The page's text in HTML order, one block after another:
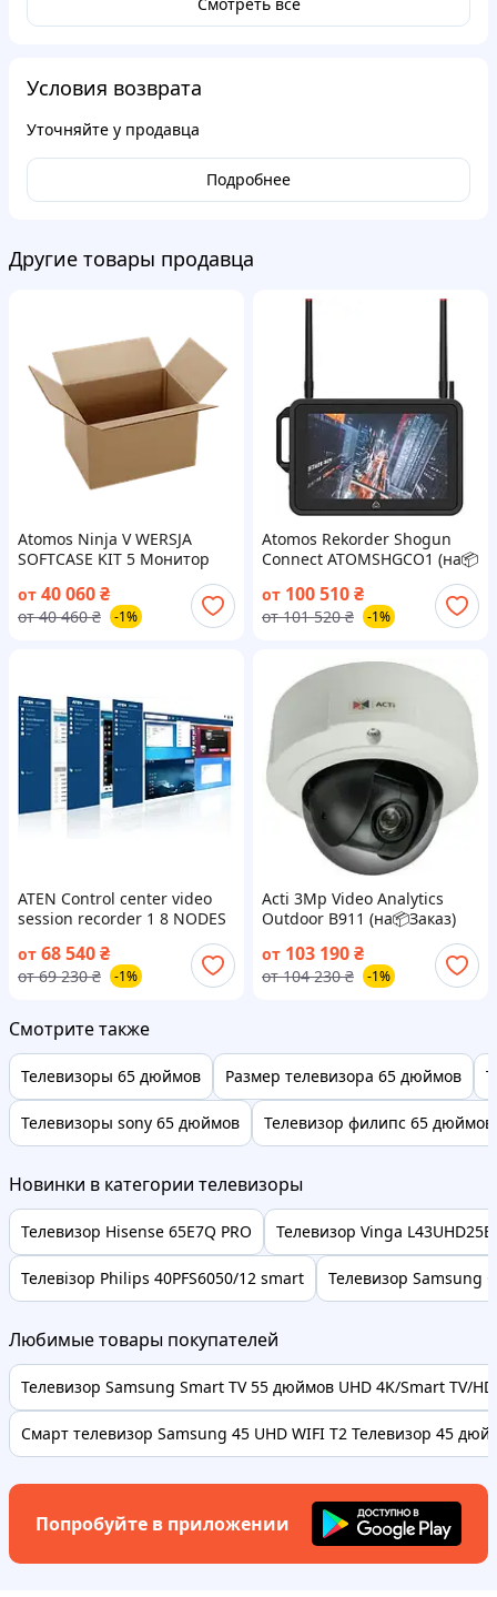
Условия возврата
Уточняйте у продавца
Подробнее
Другие товары продавца
Atomos Ninja V WERSJA
SOFTCASE KIT 5 Монитор
rekorder rejestrator (на📦
Заказ)
от 40 060₴
от 40 460 ₴ -1%
Atomos Rekorder Shogun
Connect ATOMSHGCO1 (на📦
от 100 510₴
от 101 520 ₴ -1%
ATEN Control center video
session recorder 1 8 NODES
от 68 540₴
от 69 230 ₴ -1%
Acti 3Mp Video Analytics
Outdoor B911 (на📦Заказ)
от 103 190₴
от 104 230 ₴ -1%
Смотрите также
Телевизоры 65 дюймов Размер телевизора 65 дюймов
Телевизоры sony 65 дюймов Телевизор филипс 65 дюймов
Новинки в категории телевизоры
Телевизор Hisense 65E7Q PRO Телевизор Vinga L43UHD25B
Телевізор Philips 40PFS6050/12 smart Телевизор Samsung
Любимые товары покупателей
Телевизор Samsung Smart TV 55 дюймов UHD 4K/Smart TV/
Смарт телевизор Samsung 45 UHD WIFI Т2 Телевизор 45
Попробуйте в приложении